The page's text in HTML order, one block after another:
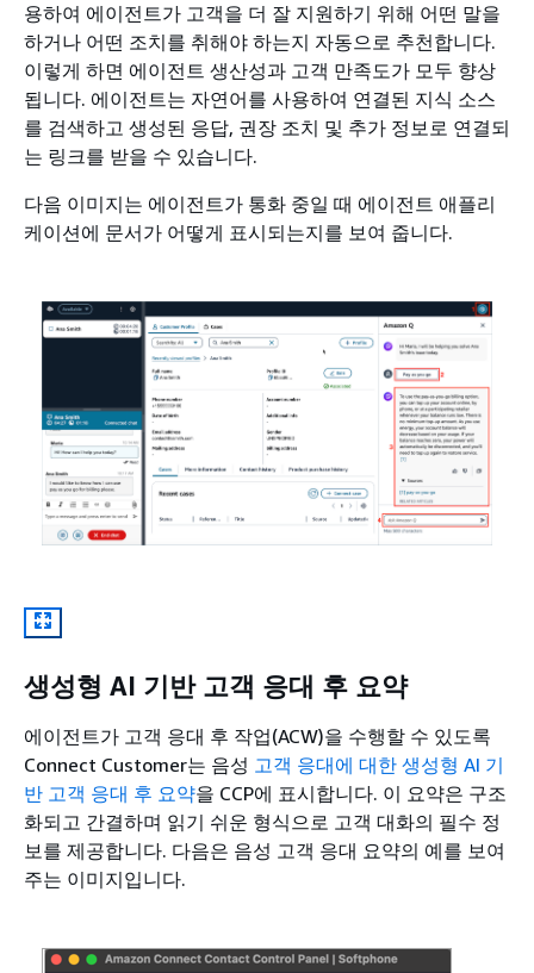
용하여 에이전트가 고객을 더 잘 지원하기 위해 어떤 말을
하거나 어떤 조치를 취해야 하는지 자동으로 추천합니다.
이렇게 하면 에이전트 생산성과 고객 만족도가 모두 향상
됩니다. 에이전트는 자연어를 사용하여 연결된 지식 소스
를 검색하고 생성된 응답, 권장 조치 및 추가 정보로 연결되
는 링크를 받을 수 있습니다.
다음 이미지는 에이전트가 통화 중일 때 에이전트 애플리
케이션에 문서가 어떻게 표시되는지를 보여 줍니다.
생성형 AI 기반 고객 응대 후 요약
에이전트가 고객 응대 후 작업(ACW)을 수행할 수 있도록
Connect Customer는 음성 고객 응대에 대한 생성형 AI 기
반 고객 응대 후 요약을 CCP에 표시합니다. 이 요약은 구조
화되고 간결하며 읽기 쉬운 형식으로 고객 대화의 필수 정
보를 제공합니다. 다음은 음성 고객 응대 요약의 예를 보여
주는 이미지입니다.